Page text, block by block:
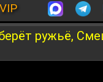
VIP
ружьё,